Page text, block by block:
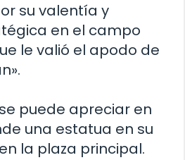
su valentía y
en el campo
le valió el apodo de
puede apreciar en
una estatua en su
la plaza principal.